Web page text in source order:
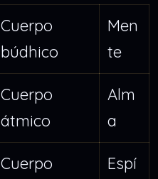
Cuerpo
búdhico
Men
te
Cuerpo
átmico
Alm
a
Cuerpo
Espí